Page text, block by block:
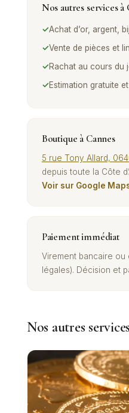
Nos autres services à
✓Achat d’or, argent,
✓Vente de pièces et
✓Rachat au cours du
✓Estimation gratuite
Boutique à Cannes
5 rue Tony Allard,
depuis toute la Côte
Voir sur Google
Paiement immédiat
Virement bancaire ou
légales). Décision et
Nos autres